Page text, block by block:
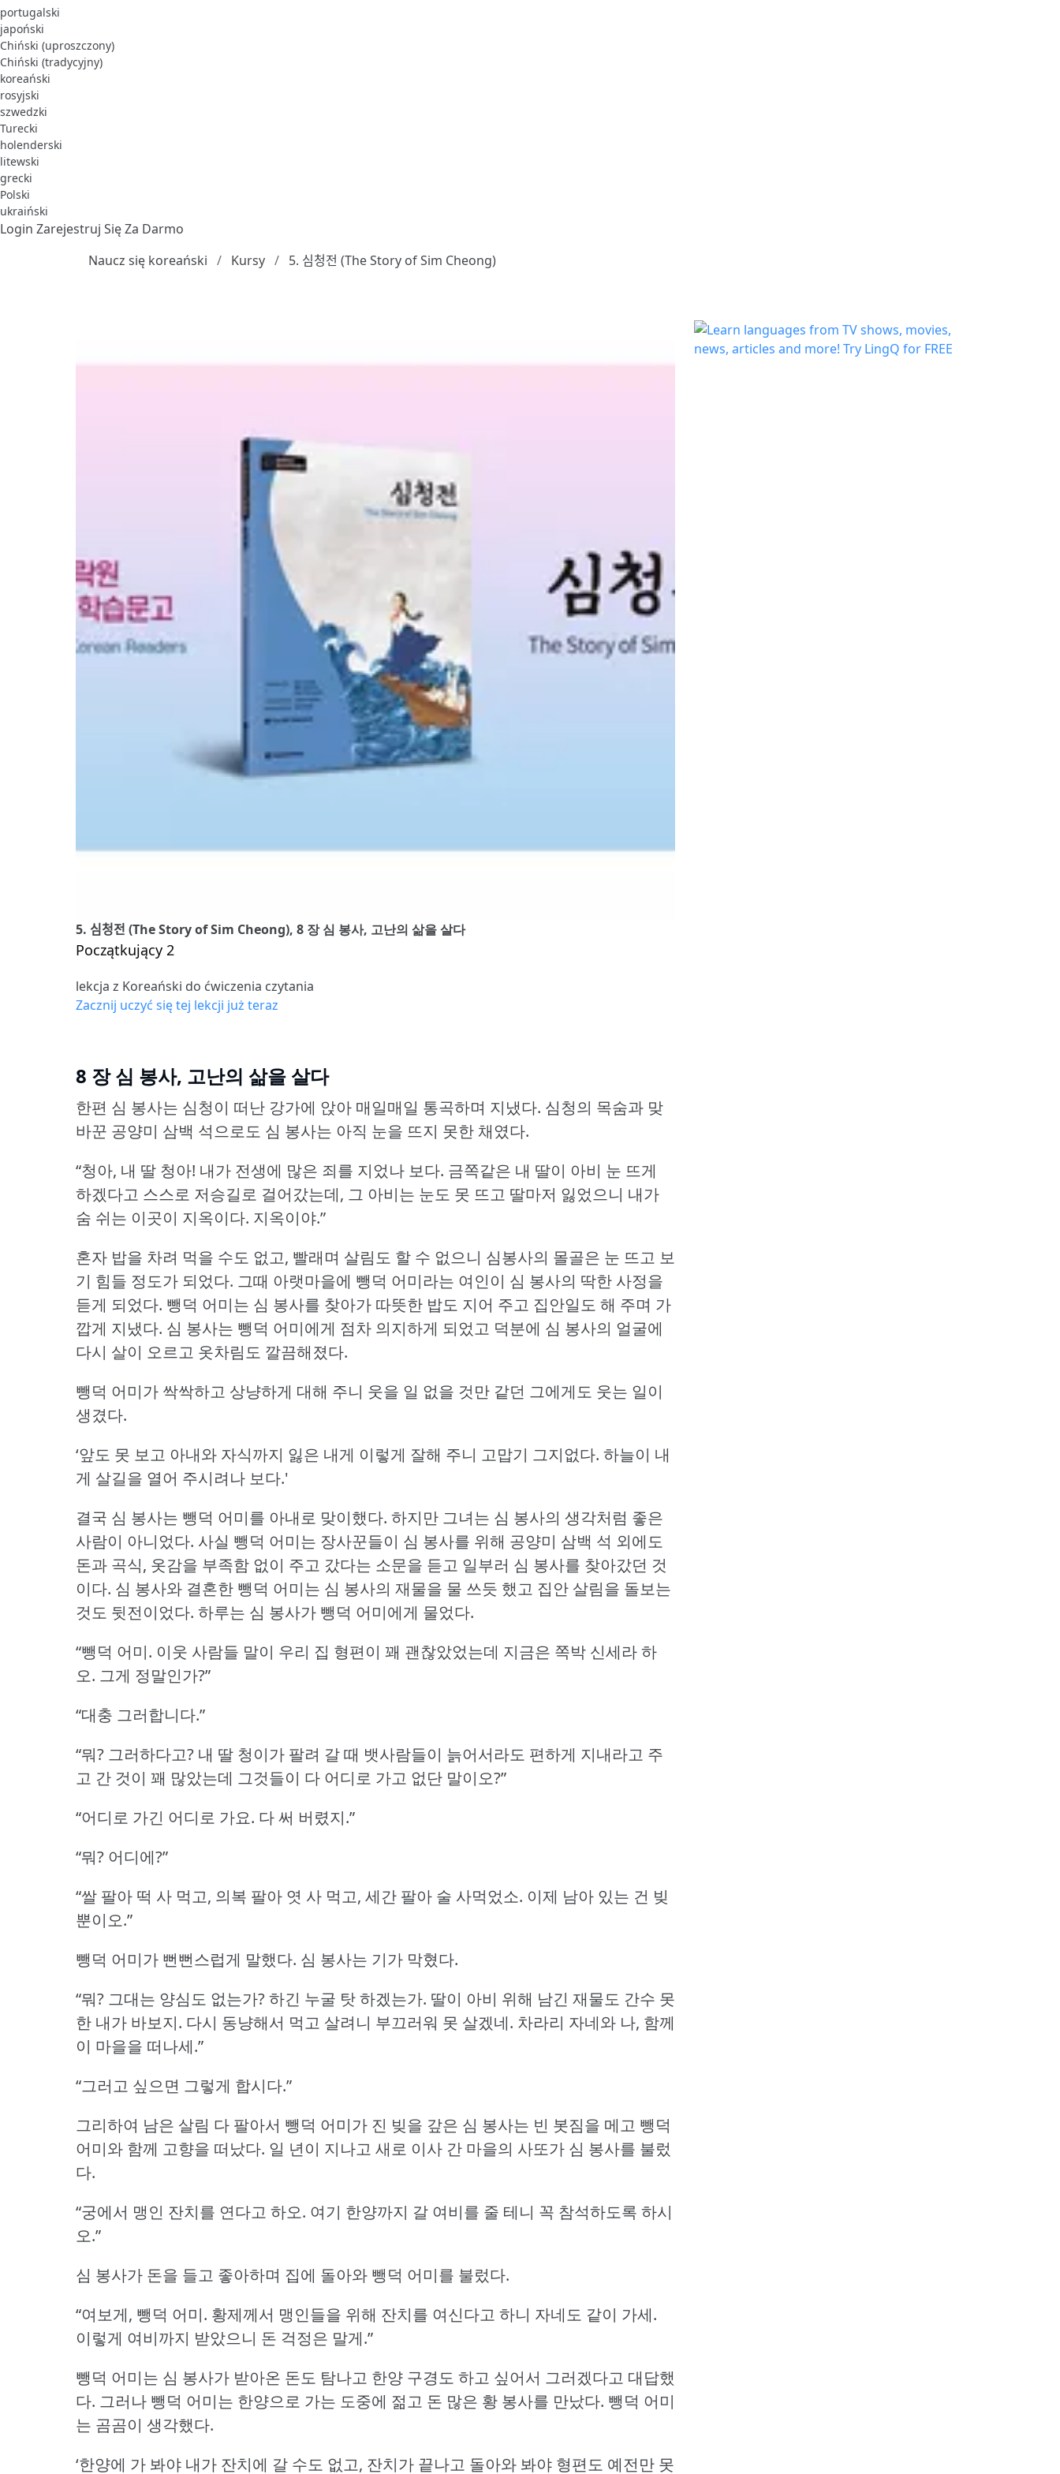
portugalski
japoński
Chiński (uproszczony)
Chiński (tradycyjny)
koreański
rosyjski
szwedzki
Turecki
holenderski
litewski
grecki
Polski
ukraiński
Login Zarejestruj Się Za Darmo
Naucz się koreański
Kursy 5. 심청전 (The Story of Sim Cheong)
5. 심청전 (The Story of Sim Cheong), 8 장 심 봉사, 고난의 삶을 살다
Początkujący 2
lekcja z Koreański do ćwiczenia czytania
Zacznij uczyć się tej lekcji już teraz
8 장 심 봉사, 고난의 삶을 살다
한편 심 봉사는 심청이 떠난 강가에 앉아 매일매일 통곡하며 지냈다. 심청의 목숨과 맞
바꾼 공양미 삼백 석으로도 심 봉사는 아직 눈을 뜨지 못한 채였다.
“청아, 내 딸 청아! 내가 전생에 많은 죄를 지었나 보다. 금쪽같은 내 딸이 아비 눈 뜨게
하겠다고 스스로 저승길로 걸어갔는데, 그 아비는 눈도 못 뜨고 딸마저 잃었으니 내가
숨 쉬는 이곳이 지옥이다. 지옥이야.”
혼자 밥을 차려 먹을 수도 없고, 빨래며 살림도 할 수 없으니 심봉사의 몰골은 눈 뜨고 보
기 힘들 정도가 되었다. 그때 아랫마을에 뺑덕 어미라는 여인이 심 봉사의 딱한 사정을
듣게 되었다. 뺑덕 어미는 심 봉사를 찾아가 따뜻한 밥도 지어 주고 집안일도 해 주며 가
깝게 지냈다. 심 봉사는 뺑덕 어미에게 점차 의지하게 되었고 덕분에 심 봉사의 얼굴에
다시 살이 오르고 옷차림도 깔끔해졌다.
뺑덕 어미가 싹싹하고 상냥하게 대해 주니 웃을 일 없을 것만 같던 그에게도 웃는 일이
생겼다.
‘앞도 못 보고 아내와 자식까지 잃은 내게 이렇게 잘해 주니 고맙기 그지없다. 하늘이 내
게 살길을 열어 주시려나 보다.'
결국 심 봉사는 뺑덕 어미를 아내로 맞이했다. 하지만 그녀는 심 봉사의 생각처럼 좋은
사람이 아니었다. 사실 뺑덕 어미는 장사꾼들이 심 봉사를 위해 공양미 삼백 석 외에도
돈과 곡식, 옷감을 부족함 없이 주고 갔다는 소문을 듣고 일부러 심 봉사를 찾아갔던 것
이다. 심 봉사와 결혼한 뺑덕 어미는 심 봉사의 재물을 물 쓰듯 했고 집안 살림을 돌보는
것도 뒷전이었다. 하루는 심 봉사가 뺑덕 어미에게 물었다.
“뺑덕 어미. 이웃 사람들 말이 우리 집 형편이 꽤 괜찮았었는데 지금은 쪽박 신세라 하
오. 그게 정말인가?”
“대충 그러합니다.”
“뭐? 그러하다고? 내 딸 청이가 팔려 갈 때 뱃사람들이 늙어서라도 편하게 지내라고 주
고 간 것이 꽤 많았는데 그것들이 다 어디로 가고 없단 말이오?”
“어디로 가긴 어디로 가요. 다 써 버렸지.”
“뭐? 어디에?”
“쌀 팔아 떡 사 먹고, 의복 팔아 엿 사 먹고, 세간 팔아 술 사먹었소. 이제 남아 있는 건 빚
뿐이오.”
뺑덕 어미가 뻔뻔스럽게 말했다. 심 봉사는 기가 막혔다.
“뭐? 그대는 양심도 없는가?하긴 누굴 탓 하겠는가. 딸이 아비 위해 남긴 재물도 간수 못
한 내가 바보지. 다시 동냥해서 먹고 살려니 부끄러워 못 살겠네. 차라리 자네와 나, 함께
이 마을을 떠나세.”
“그러고 싶으면 그렇게 합시다.”
그리하여 남은 살림 다 팔아서 뺑덕 어미가 진 빚을 갚은 심 봉사는 빈 봇짐을 메고 뺑덕
어미와 함께 고향을 떠났다. 일 년이 지나고 새로 이사 간 마을의 사또가 심 봉사를 불렀
다.
“궁에서 맹인 잔치를 연다고 하오. 여기 한양까지 갈 여비를 줄 테니 꼭 참석하도록 하시
오.”
심 봉사가 돈을 들고 좋아하며 집에 돌아와 뺑덕 어미를 불렀다.
“여보게, 뺑덕 어미. 황제께서 맹인들을 위해 잔치를 여신다고 하니 자네도 같이 가세.
이렇게 여비까지 받았으니 돈 걱정은 말게.”
뺑덕 어미는 심 봉사가 받아온 돈도 탐나고 한양 구경도 하고 싶어서 그러겠다고 대답했
다. 그러나 뺑덕 어미는 한양으로 가는 도중에 젊고 돈 많은 황 봉사를 만났다. 뺑덕 어미
는 곰곰이 생각했다.
‘한양에 가 봐야 내가 잔치에 갈 수도 없고, 잔치가 끝나고 돌아와 봐야 형편도 예전만 못